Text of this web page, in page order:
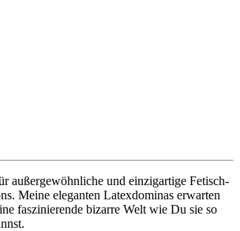
außergewöhnliche und einzigartige Fetisch-
Meine eleganten Latexdominas erwarten
faszinierende bizarre Welt wie Du sie so